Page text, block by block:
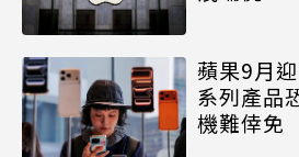
蘋果9月
系列產品
機難倖免